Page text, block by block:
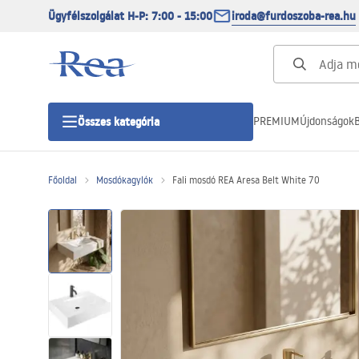
Ügyfélszolgálat H-P: 7:00 - 15:00 iroda@furdoszoba-rea.hu
Összes kategória
Zuhanyajtó
Zuhanylefolyók
PREMIUMÚjdonságok
Főoldal Mosdókagylók Fali mosdó REA Aresa Belt White 70